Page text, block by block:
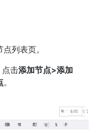
点列表页。
点击添加节点>添加
。